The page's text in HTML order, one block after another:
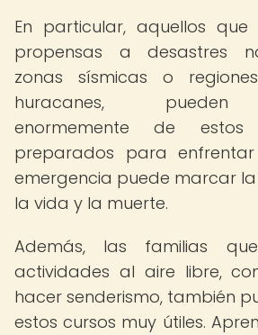
En particular, aquellos
propensas a desastres
zonas sísmicas o
huracanes, pueden
enormemente de estos
preparados para
emergencia puede marcar
la vida y la muerte.
Además, las familias
actividades al aire libre,
hacer senderismo, también
estos cursos muy útiles.